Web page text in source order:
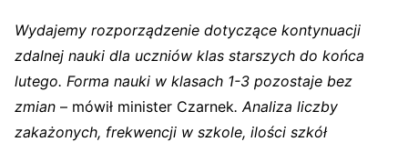
Wydajemy rozporządzenie dotyczące kontynuacji
zdalnej nauki dla uczniów klas starszych do końca
lutego. Forma nauki w klasach 1-3 pozostaje bez
zmian – mówił minister Czarnek. Analiza liczby
zakażonych, frekwencji w szkole, ilości szkół